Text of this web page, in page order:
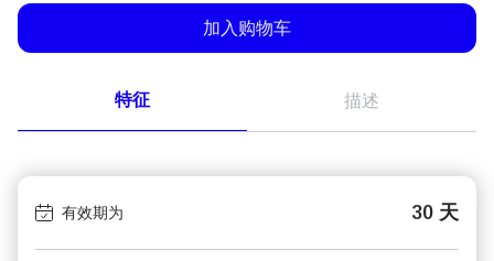
加入购物车
特征 描述
有效期为 30 天